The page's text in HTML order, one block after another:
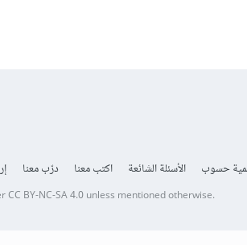
حسوب الأسئلة الشائعة اكتب معنا درّب معنا
CC BY-NC-SA 4.0unless mentioned otherwise.